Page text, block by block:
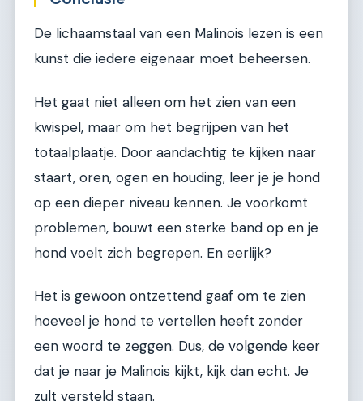
De lichaamstaal van een Malinois lezen is een
kunst die iedere eigenaar moet beheersen.
Het gaat niet alleen om het zien van een
kwispel, maar om het begrijpen van het
totaalplaatje. Door aandachtig te kijken naar
staart, oren, ogen en houding, leer je je hond
op een dieper niveau kennen. Je voorkomt
problemen, bouwt een sterke band op en je
hond voelt zich begrepen. En eerlijk?
Het is gewoon ontzettend gaaf om te zien
hoeveel je hond te vertellen heeft zonder
een woord te zeggen. Dus, de volgende keer
dat je naar je Malinois kijkt, kijk dan echt. Je
zult versteld staan.